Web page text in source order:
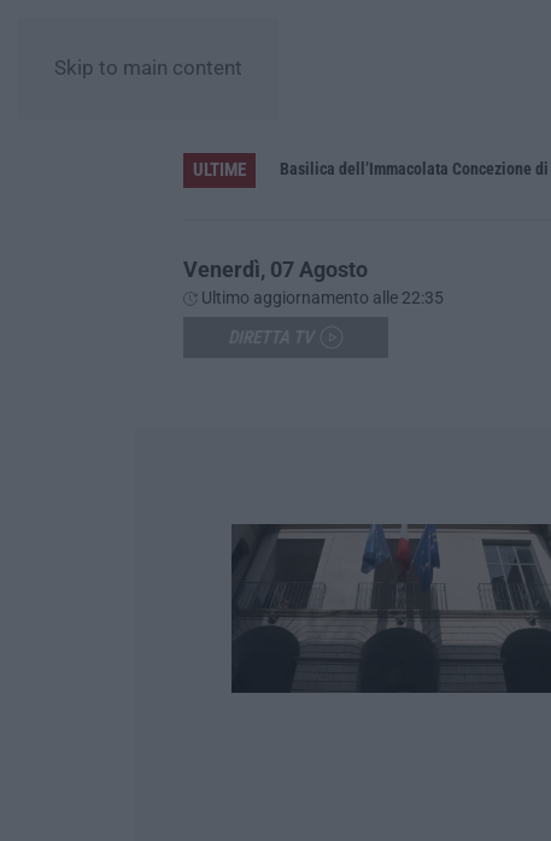
Skip to main content
ULTIME Basilica dell’Immacolata Concezione
Venerdì, 07 Agosto
Ultimo aggiornamento alle 22:35